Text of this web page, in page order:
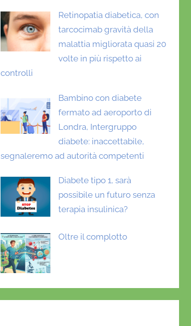
Retinopatia diabetica, con
tarcocimab gravità della
malattia migliorata quasi 20
volte in più rispetto ai
controlli
Bambino con diabete
fermato ad aeroporto di
Londra, Intergruppo
diabete: inaccettabile,
segnaleremo ad autorità competenti
Diabete tipo 1, sarà
possibile un futuro senza
terapia insulinica?
Oltre il complotto